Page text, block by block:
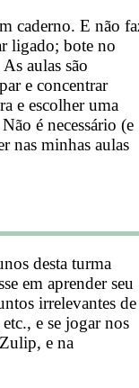
caderno. E não
ligado; bote no
aulas são
e concentrar
e escolher uma
é necessário (e
nas minhas aulas
desta turma
em aprender seu
irrelevantes de
e se jogar nos
e na